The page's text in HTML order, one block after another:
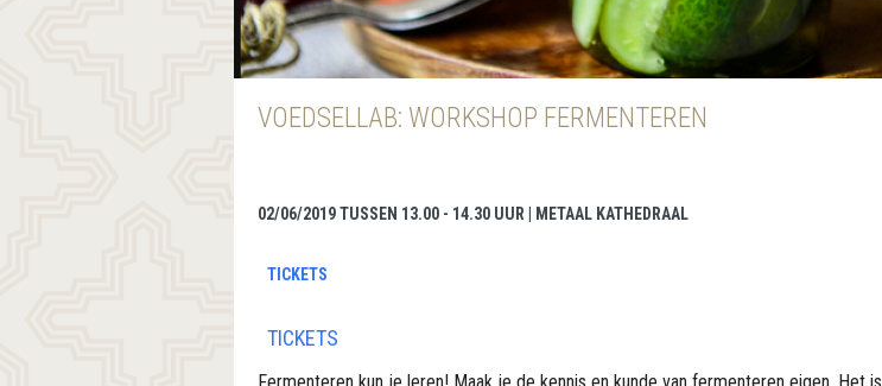
VOEDSELLAB: WORKSHOP FERMENTEREN
02/06/2019 TUSSEN 13.00 - 14.30 UUR | METAAL KATHEDRAAL
TICKETS
TICKETS